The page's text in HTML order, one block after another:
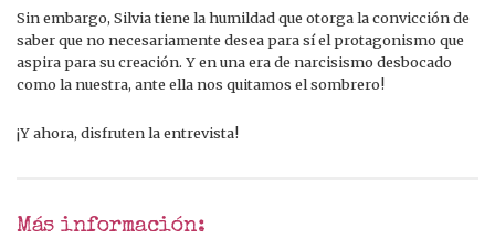
Sin embargo, Silvia tiene la humildad que otorga la convicción de
saber que no necesariamente desea para sí el protagonismo que
aspira para su creación. Y en una era de narcisismo desbocado
como la nuestra, ante ella nos quitamos el sombrero!
¡Y ahora, disfruten la entrevista!
Más información: